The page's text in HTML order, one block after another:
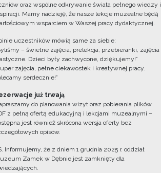
oraz wspólne odkrywanie świata pełnego wiedzy i
Mamy nadzieję, że nasze lekcje muzealne będą
wsparciem w Waszej pracy dydaktycznej.
uczestników mówią same za siebie:
– świetne zajęcia, prelekcja, przebieranki, zajęcia
Dzieci były zachwycone, dziękujemy!”
zajęcia, pełne ciekawostek i kreatywnej pracy.
serdecznie!”
już trwają
do planowania wizyt oraz pobierania plików
z pełną ofertą edukacyjną i lekcjami muzealnymi –
jest również skrócona wersja oferty bez
opisów.
Informujemy, że z dniem 1 grudnia 2025 r. oddział
Zamek w Dębnie jest zamknięty dla